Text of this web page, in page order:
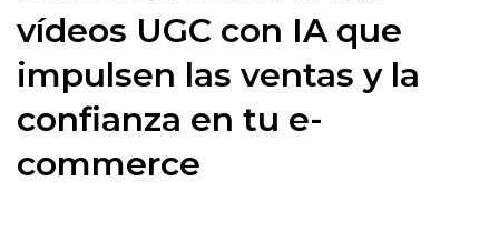
vídeos UGC con IA que
impulsen las ventas y la
confianza en tu e-
commerce